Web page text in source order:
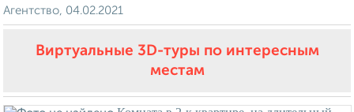
Агентство, 04.02.2021
Виртуальные 3D-туры по интересным
местам